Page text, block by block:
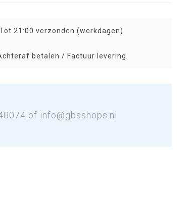
Tot 21:00 verzonden (werkdagen)
betalen / Factuur levering
of info@gbsshops.nl